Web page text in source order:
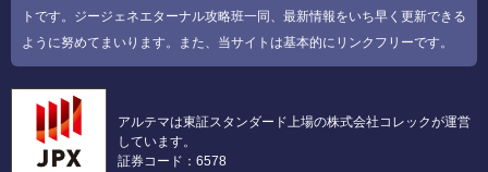
トです。ジージェネエターナル攻略班一同、最新情報をいち早く更新できる
ように努めてまいります。また、当サイトは基本的にリンクフリーです。
アルテマは東証スタンダード上場の株式会社コレックが運営
しています。
証券コード：6578